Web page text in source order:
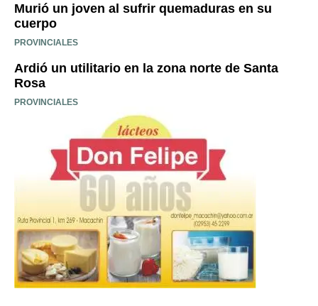
Murió un joven al sufrir quemaduras en su
cuerpo
PROVINCIALES
Ardió un utilitario en la zona norte de Santa
Rosa
PROVINCIALES